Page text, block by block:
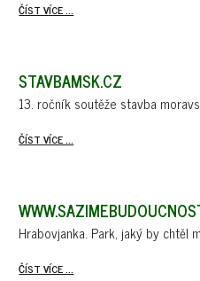
ČÍST VÍCE ...
STAVBAMSK.CZ
13. ročník soutěže stavba
ČÍST VÍCE ...
Hrabovjanka. Park, jaký by chtěl
ČÍST VÍCE ...